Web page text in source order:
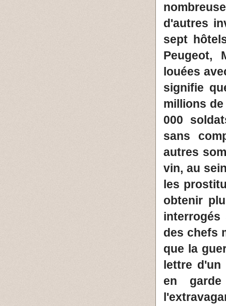
d'autres
sept
Peugeot,
louées
signifie
millions
000
sans
autres
vin, au
les
obtenir
interrogés
des chefs
que la
lettre d'un
en